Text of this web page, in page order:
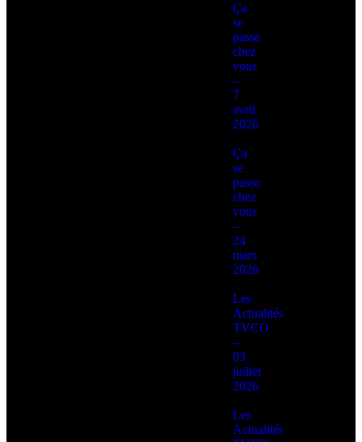
Ça
se
passe
chez
vous
–
7
avril
2026
Ça
se
passe
chez
vous
–
24
mars
2026
Les
Actualités
TVCO
–
03
juillet
2026
Les
Actualités